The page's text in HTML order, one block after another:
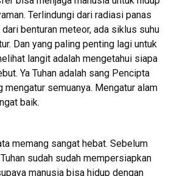
Terlindungi dari radiasi panas
benturan meteor, ada siklus suhu
Dan yang paling penting lagi untuk
langit adalah mengetahui siapa
Ya Tuhan adalah sang Pencipta
mengatur semuanya. Mengatur alam
baik.
memang sangat hebat. Sebelum
sudah sudah mempersiapkan
manusia bisa hidup dengan